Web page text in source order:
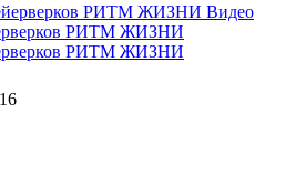
Видео
РИТМ ЖИЗНИ
РИТМ ЖИЗНИ
16